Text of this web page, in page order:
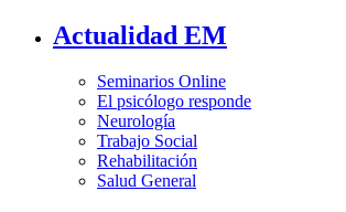
Actualidad EM
Seminarios Online
El psicólogo responde
Neurología
Trabajo Social
Rehabilitación
Salud General